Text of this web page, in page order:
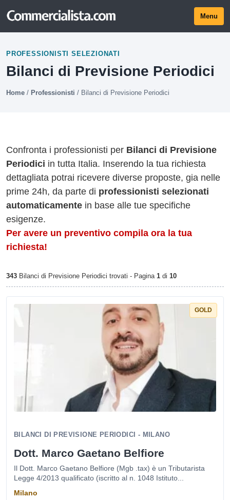
Menu
PROFESSIONISTI SELEZIONATI
Bilanci di Previsione Periodici
Home / Professionisti / Bilanci di Previsione Periodici
Confronta i professionisti per Bilanci di Previsione
Periodici in tutta Italia. Inserendo la tua richiesta
dettagliata potrai ricevere diverse proposte, gia nelle
prime 24h, da parte di professionisti selezionati
automaticamente in base alle tue specifiche
esigenze.
Per avere un preventivo compila ora la tua
richiesta!
343 Bilanci di Previsione Periodici trovati - Pagina 1 di 10
GOLD
BILANCI DI PREVISIONE PERIODICI - MILANO
Dott. Marco Gaetano Belfiore
Il Dott. Marco Gaetano Belfiore (Mgb .tax) è un Tributarista
Legge 4/2013 qualificato (iscritto al n. 1048 Istituto...
Milano